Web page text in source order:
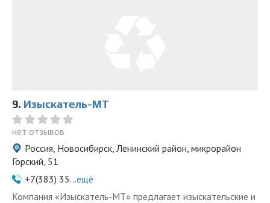
9. Изыскатель-МТ
нет отзывов
Россия, Новосибирск, Ленинский район, микрорайон
Горский, 51
+7(383) 35...ещё
Компания «Изыскатель-МТ» предлагает изыскательские и